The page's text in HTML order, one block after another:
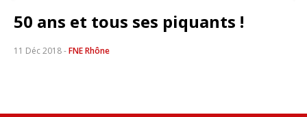
50 ans et tous ses piquants !
11 Déc 2018-FNE Rhône